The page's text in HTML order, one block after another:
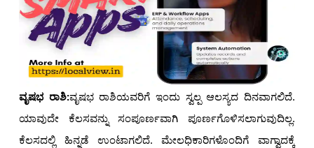
ವೃಷಭ ರಾಶಿ:ವೃಷಭ ರಾಶಿಯವರಿಗೆ ಇಂದು ಸ್ವಲ್ಪ ಆಲಸ್ಯದ ದಿನವಾಗಲಿದೆ.
ಯಾವುದೇ ಕೆಲಸವನ್ನು ಸಂಪೂರ್ಣವಾಗಿ ಪೂರ್ಣಗೊಳಿಸಲಾಗುವುದಿಲ್ಲ.
ಕೆಲಸದಲ್ಲಿ ಹಿನ್ನಡೆ ಉಂಟಾಗಲಿದೆ. ಮೇಲಧಿಕಾರಿಗಳೊಂದಿಗೆ ವಾಗ್ವಾದಕ್ಕೆ